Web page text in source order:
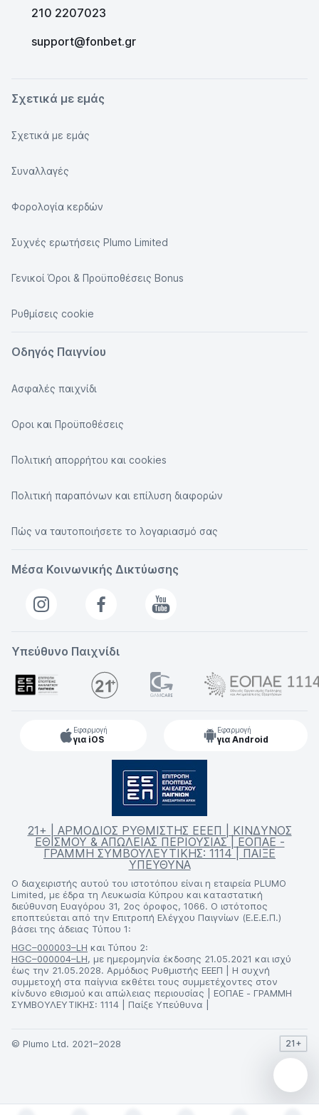
210 2207023
support@fonbet.gr
Σχετικά με εμάς
Σχετικά με εμάς
Συναλλαγές
Φορολογία κερδών
Συχνές ερωτήσεις Plumo Limited
Γενικοί Όροι & Προϋποθέσεις Bonus
Ρυθμίσεις cookie
Οδηγός Παιγνίου
Ασφαλές παιχνίδι
Οροι και Προϋποθέσεις
Πολιτική απορρήτου και cookies
Πολιτική παραπόνων και επίλυση διαφορών
Πώς να ταυτοποιήσετε το λογαριασμό σας
Μέσα Κοινωνικής Δικτύωσης
Υπεύθυνο Παιχνίδι
Εφαρμογή
για iOS
Εφαρμογή
για Android
21+ | ΑΡΜΟΔΙΟΣ ΡΥΘΜΙΣΤΗΣ ΕΕΕΠ | ΚΙΝΔΥΝΟΣ
ΕΘΙΣΜΟΥ & ΑΠΩΛΕΙΑΣ ΠΕΡΙΟΥΣΙΑΣ | ΕΟΠΑΕ -
ΓΡΑΜΜΗ ΣΥΜΒΟΥΛΕΥΤΙΚΗΣ: 1114 | ΠΑΙΞΕ
ΥΠΕΥΘΥΝΑ
Ο διαχειριστής αυτού του ιστοτόπου είναι η εταιρεία PLUMO
Limited, με έδρα τη Λευκωσία Κύπρου και καταστατική
διεύθυνση Ευαγόρου 31, 2ος όροφος, 1066. Ο ιστότοπος
εποπτεύεται από την Επιτροπή Ελέγχου Παιγνίων (Ε.Ε.Ε.Π.)
βάσει της άδειας Τύπου 1:
HGC–000003–LH και Τύπου 2:
HGC–000004–LH, με ημερομηνία έκδοσης 21.05.2021 και ισχύ
έως την 21.05.2028. Αρμόδιος Ρυθμιστής ΕΕΕΠ | Η συχνή
συμμετοχή στα παίγνια εκθέτει τους συμμετέχοντες στον
κίνδυνο εθισμού και απώλειας περιουσίας | ΕΟΠΑΕ - ΓΡΑΜΜΗ
ΣΥΜΒΟΥΛΕΥΤΙΚΗΣ: 1114 | Παίξε Υπεύθυνα |
© Plumo Ltd. 2021–2028 21+